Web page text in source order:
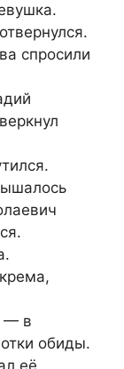
спросили
— в
обиды.